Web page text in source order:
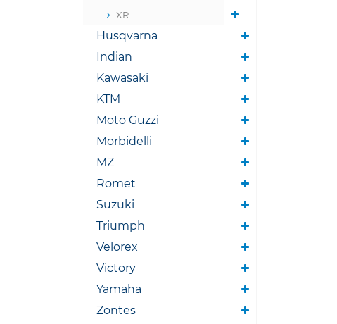
XR
Husqvarna
Indian
Kawasaki
KTM
Moto Guzzi
Morbidelli
MZ
Romet
Suzuki
Triumph
Velorex
Victory
Yamaha
Zontes